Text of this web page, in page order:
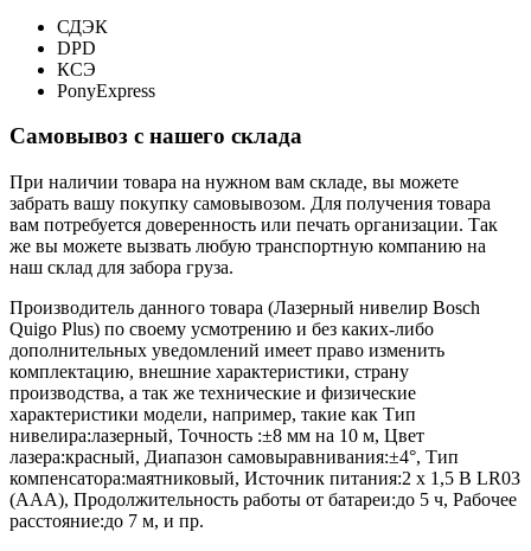
СДЭК
DPD
КСЭ
PonyExpress
Самовывоз с нашего склада
При наличии товара на нужном вам складе, вы можете
забрать вашу покупку самовывозом. Для получения товара
вам потребуется доверенность или печать организации. Так
же вы можете вызвать любую транспортную компанию на
наш склад для забора груза.
Производитель данного товара (Лазерный нивелир Bosch
Quigo Plus) по своему усмотрению и без каких-либо
дополнительных уведомлений имеет право изменить
комплектацию, внешние характеристики, страну
производства, а так же технические и физические
характеристики модели, например, такие как Тип
нивелира:лазерный, Точность :±8 мм на 10 м, Цвет
лазера:красный, Диапазон самовыравнивания:±4°, Тип
компенсатора:маятниковый, Источник питания:2 x 1,5 В LR03
(AAA), Продолжительность работы от батареи:до 5 ч, Рабочее
расстояние:до 7 м, и пр.